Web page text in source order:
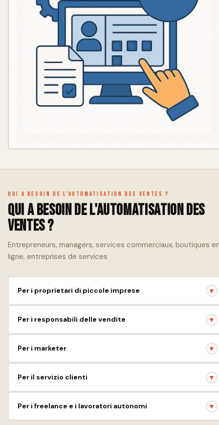
Qui a besoin de l'automatisation des ventes ?
Qui a besoin de l'automatisation des
ventes ?
Entrepreneurs, managers, services commerciaux, boutiques
ligne, entreprises de services
Per i proprietari di piccole imprese ▼
dell'interazione con i clienti.
Per i responsabili delle vendite ▼
dell'efficacia del team.
Per i marketer ▼
risultati delle campagne.
Per il servizio clienti ▼
richieste e aumento della soddisfazione del cliente.
Per i freelance e i lavoratori autonomi ▼